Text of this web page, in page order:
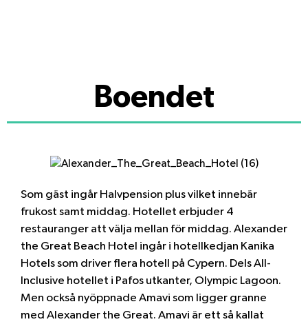
Boendet
Som gäst ingår Halvpension plus vilket innebär
frukost samt middag. Hotellet erbjuder 4
restauranger att välja mellan för middag. Alexander
the Great Beach Hotel ingår i hotellkedjan Kanika
Hotels som driver flera hotell på Cypern. Dels All-
Inclusive hotellet i Pafos utkanter, Olympic Lagoon.
Men också nyöppnade Amavi som ligger granne
med Alexander the Great. Amavi är ett så kallat